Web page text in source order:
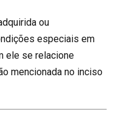
ou
especiais em
ele se relacione
mencionada no inciso